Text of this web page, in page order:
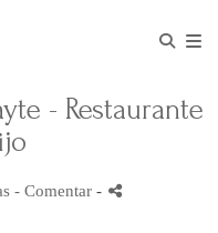
- Restaurante
- Comentar -